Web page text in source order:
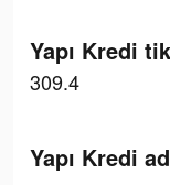
Yapı Kredi
309.4
Yapı Kredi